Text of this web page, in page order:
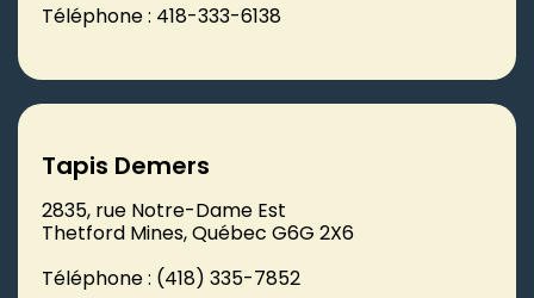
Téléphone : 418-333-6138
Tapis Demers
2835, rue Notre-Dame Est
Thetford Mines, Québec G6G 2X6
Téléphone : (418) 335-7852